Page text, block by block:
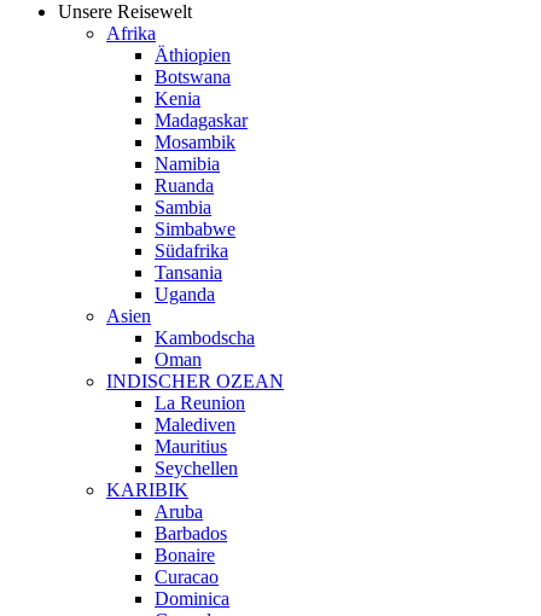
Unsere Reisewelt
Afrika
Äthiopien
Botswana
Kenia
Madagaskar
Mosambik
Namibia
Ruanda
Sambia
Simbabwe
Südafrika
Tansania
Uganda
Asien
Kambodscha
Oman
INDISCHER OZEAN
La Reunion
Malediven
Mauritius
Seychellen
KARIBIK
Aruba
Barbados
Bonaire
Curacao
Dominica